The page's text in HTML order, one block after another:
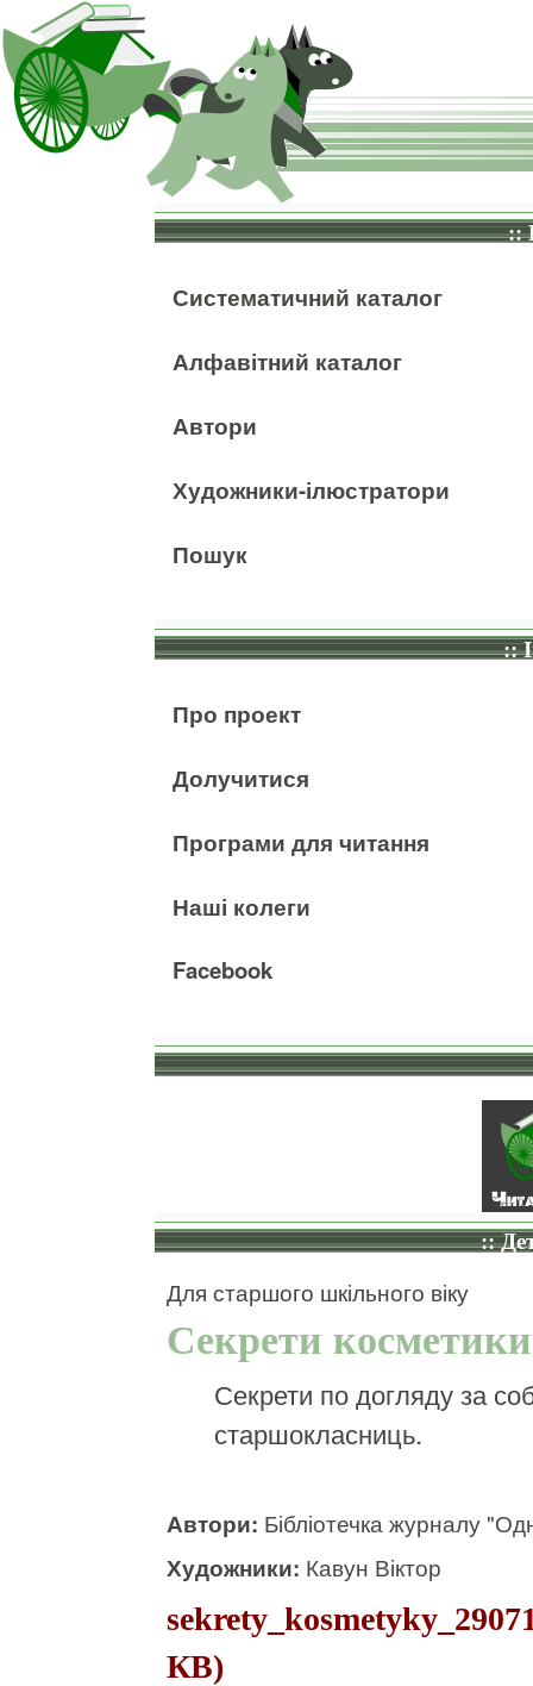
::
Систематичний каталог
Алфавітний каталог
Автори
Художники-ілюстратори
Пошук
::
Про проект
Долучитися
Програми для читання
Наші колеги
Facebook
::
Для старшого шкільного віку
Секрети косметики
Секрети по догляду за
старшокласниць.
Автори: Бібліотечка журналу
Художники: Кавун Віктор
КВ)